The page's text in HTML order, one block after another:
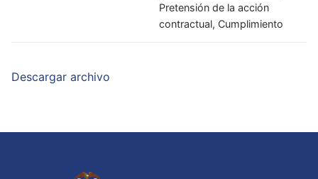
Pretensión de la acción
contractual, Cumplimiento
Descargar archivo